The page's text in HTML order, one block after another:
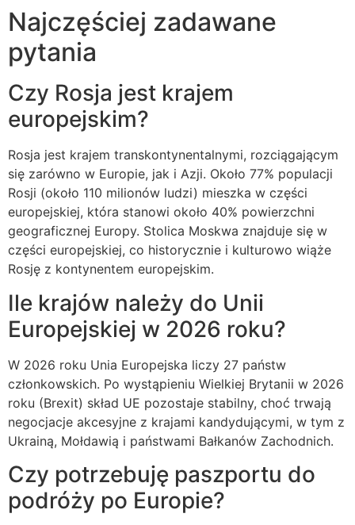
Najczęściej zadawane
pytania
Czy Rosja jest krajem
europejskim?
Rosja jest krajem transkontynentalnymi, rozciągającym
się zarówno w Europie, jak i Azji. Około 77% populacji
Rosji (około 110 milionów ludzi) mieszka w części
europejskiej, która stanowi około 40% powierzchni
geograficznej Europy. Stolica Moskwa znajduje się w
części europejskiej, co historycznie i kulturowo wiąże
Rosję z kontynentem europejskim.
Ile krajów należy do Unii
Europejskiej w 2026 roku?
W 2026 roku Unia Europejska liczy 27 państw
członkowskich. Po wystąpieniu Wielkiej Brytanii w 2026
roku (Brexit) skład UE pozostaje stabilny, choć trwają
negocjacje akcesyjne z krajami kandydującymi, w tym z
Ukrainą, Mołdawią i państwami Bałkanów Zachodnich.
Czy potrzebuję paszportu do
podróży po Europie?